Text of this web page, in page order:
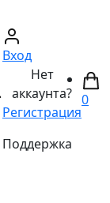
Вход
Нет
аккаунта?
Регистрация
Поддержка
0